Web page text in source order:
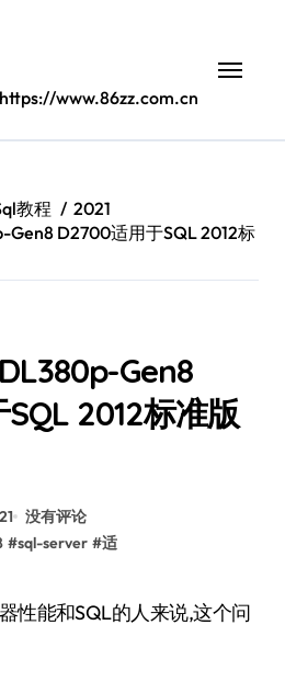
www.86zz.com.cn
教程
2021
D2700适用于SQL 2012标
Gen8
2012标准版
没有评论
#sql-server #适